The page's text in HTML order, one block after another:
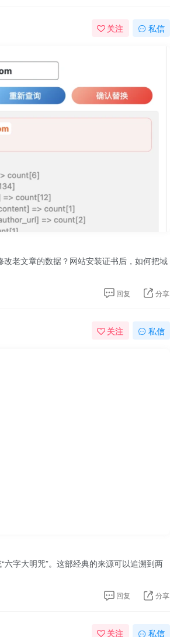
关注 私信
老文章的数据？网站安装证书后，如何把域
回复 分享
关注 私信
六字大明咒”。这部经典的来源可以追溯到两
回复 分享
关注 私信